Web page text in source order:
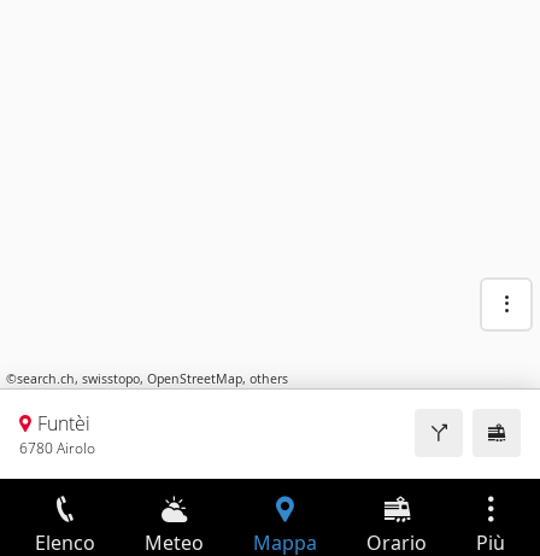
©search.ch, swisstopo, OpenStreetMap, others
Funtèi
6780 Airolo
Elenco Meteo Mappa Orario Più